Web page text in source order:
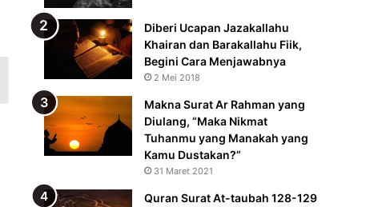
Diberi Ucapan Jazakallahu
Khairan dan Barakallahu Fiik,
Begini Cara Menjawabnya
2 Mei 2018
Makna Surat Ar Rahman yang
Diulang, “Maka Nikmat
Tuhanmu yang Manakah yang
Kamu Dustakan?”
31 Maret 2021
Quran Surat At-taubah 128-129